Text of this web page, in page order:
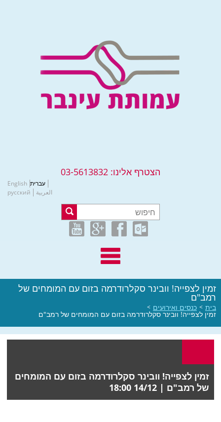
הצטרף אלינו: 03-5613832
עברית English
русский
العربية
זמין לצפייה! וובינר סקלרודרמה בזום עם המומחים של
רמב"ם
בית > כנסים ואירועים >
זמין לצפייה! וובינר סקלרודרמה בזום עם המומחים של רמב"ם
זמין לצפייה! וובינר סקלרודרמה בזום עם המומחים
של רמב"ם | 14/12 18:00